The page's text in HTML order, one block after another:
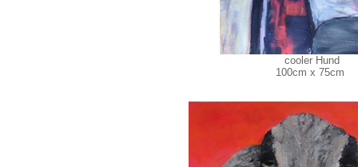
cooler Hund
100cm x 75cm